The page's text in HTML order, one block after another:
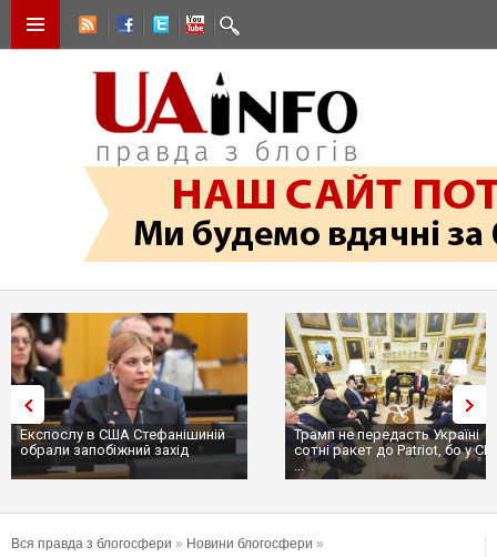
Експослу в США Стефанішиній
обрали запобіжний захід
Трамп не передасть Україні
сотні ракет до Patriot, бо у
...
Вся правда з блогосфери » Новини блогосфери »